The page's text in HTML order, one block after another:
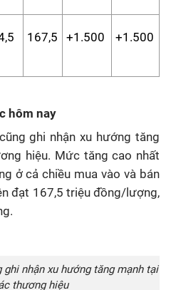
167,5 +1.500 +1.500
hôm nay
ghi nhận xu hướng tăng
hiệu. Mức tăng cao nhất
ở cả chiều mua vào và bán
đạt 167,5 triệu đồng/lượng,
ghi nhận xu hướng tăng mạnh tại
thương hiệu